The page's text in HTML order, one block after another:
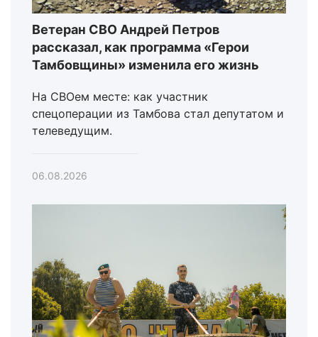
Ветеран СВО Андрей Петров
рассказал, как программа «Герои
Тамбовщины» изменила его жизнь
На СВОем месте: как участник
спецоперации из Тамбова стал депутатом и
телеведущим.
06.08.2026